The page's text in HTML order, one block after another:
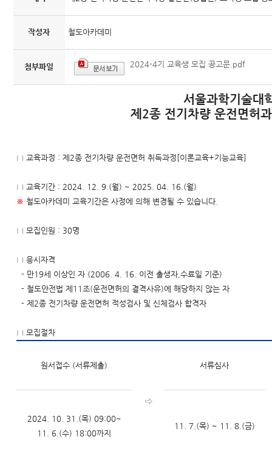
작성자 철도아카데미
첨부파일 2024-4기 교육생 모집 공고문.pdf
서울과학기술대
제2종 전기차량 운전면허
□ 교육과정 : 제2종 전기차량 운전면허 취득과정[이론교육+기능교육]
□ 교육기간 : 2024. 12. 9.(월) ~ 2025. 04. 16.(월)
※ 철도아카데미 교육기간은 사정에 의해 변경될 수 있습니다.
□ 모집인원 : 30명
□ 응시자격
- 만19세 이상인 자 (2006. 4. 16. 이전 출생자,수료일 기준)
- 철도안전법 제11조(운전면허의 결격사유)에 해당하지 않는 자
- 제2종 전기차량 운전면허 적성검사 및 신체검사 합격자
□ 모집절차
원서접수 (서류제출)
⇨
서류심사
2024. 10. 31.(목) 09:00~
11. 6.(수) 18:00까지
11. 7.(목) ~ 11. 8.(금)